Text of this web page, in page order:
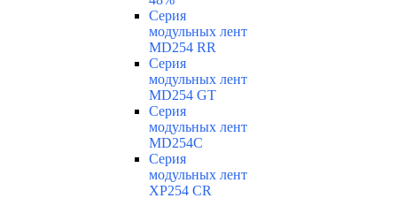
Серия
модульных лент
MD254 RR
Серия
модульных лент
MD254 GT
Серия
модульных лент
MD254C
Серия
модульных лент
XP254 CR